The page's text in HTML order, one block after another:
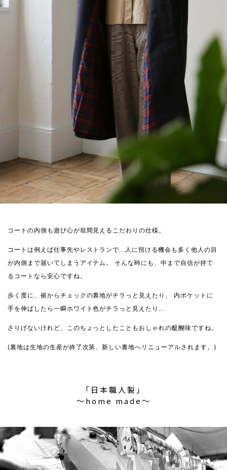
コートの内側も遊び心が垣間見えるこだわりの仕様。
コートは例えば仕事先やレストランで...人に預ける機会も多く他人の目
が内側まで届いてしまうアイテム。
そんな時にも、中まで自信が持て
るコートなら安心ですね。
歩く度に、裾からチェックの裏地がチラっと見えたり、
内ポケットに
手を伸ばしたら一瞬ホワイト色がチラっと見えたり...
さりげないけれど、このちょっとしたこともおしゃれの醍醐味ですね。
(裏地は生地の生産が終了次第、新しい裏地へリニューアルされます。)
「日本職人製」
〜home made〜